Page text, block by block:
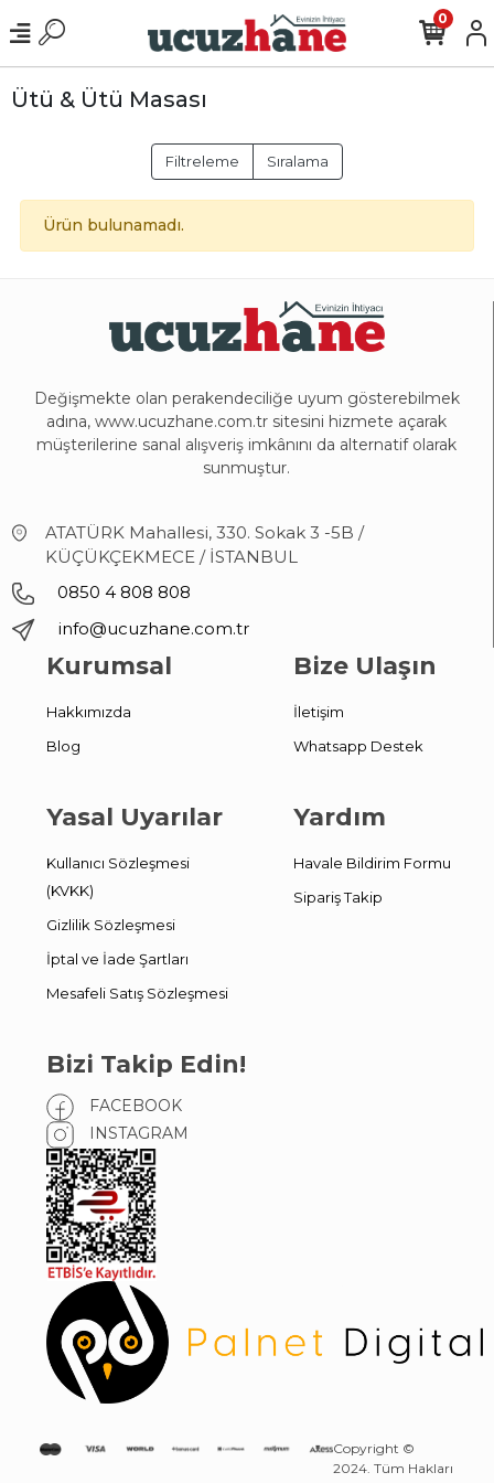
0
Ütü & Ütü Masası
Filtreleme Sıralama
Ürün bulunamadı.
Değişmekte olan perakendeciliğe uyum gösterebilmek
adına, www.ucuzhane.com.tr sitesini hizmete açarak
müşterilerine sanal alışveriş imkânını da alternatif olarak
sunmuştur.
ATATÜRK Mahallesi, 330. Sokak 3 -5B /
KÜÇÜKÇEKMECE / İSTANBUL
0850 4 808 808
info@ucuzhane.com.tr
Kurumsal
Hakkımızda
Blog
Yasal Uyarılar
Kullanıcı Sözleşmesi
(KVKK)
Gizlilik Sözleşmesi
İptal ve İade Şartları
Mesafeli Satış Sözleşmesi
Bize Ulaşın
İletişim
Whatsapp Destek
Yardım
Havale Bildirim Formu
Sipariş Takip
Bizi Takip Edin!
FACEBOOK
INSTAGRAM
Copyright ©
2024. Tüm Hakları